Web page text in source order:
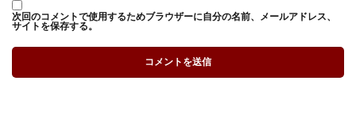
次回のコメントで使用するためブラウザーに自分の名前、メールアドレス、
サイトを保存する。